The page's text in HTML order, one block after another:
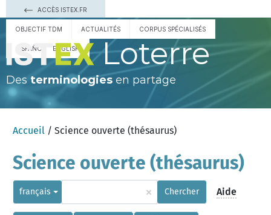
ACCÈS ISTEX.FR
OBJECTIF TDM ACTUALITÉS CORPUS SPÉCIALISÉS
ESPAÑOL ENGLISH Loterre
Des terminologies en partage
Accueil / Science ouverte (thésaurus)
Science ouverte (thésaurus)
français × Chercher Aide